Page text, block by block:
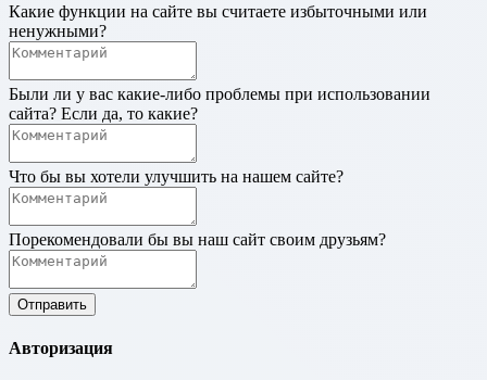
Какие функции на сайте вы считаете избыточными или
ненужными?
Были ли у вас какие-либо проблемы при использовании
сайта? Если да, то какие?
Что бы вы хотели улучшить на нашем сайте?
Порекомендовали бы вы наш сайт своим друзьям?
Авторизация